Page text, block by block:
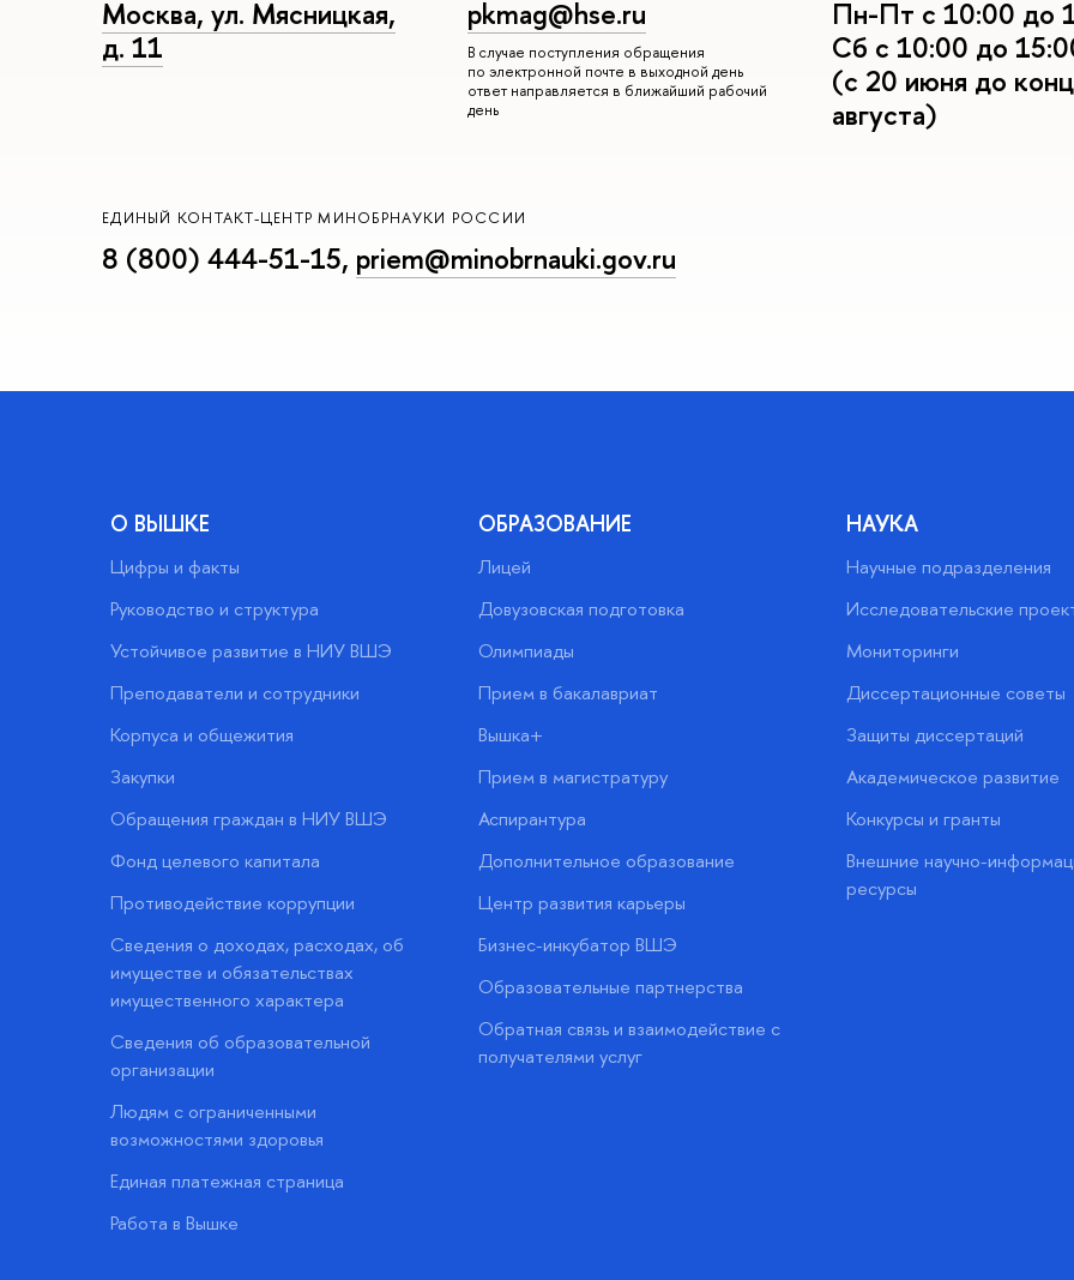
Москва, ул. Мясницкая,
д. 11
pkmag@hse.ru
В случае поступления обращения
по электронной почте в выходной день
ответ направляется в ближайший рабочий
день
Пн-Пт с 10:00 до
Сб с 10:00 до
(с 20 июня до
августа)
ЕДИНЫЙ КОНТАКТ-ЦЕНТР МИНОБРНАУКИ РОССИИ
8 (800) 444-51-15, priem@minobrnauki.gov.ru
О ВЫШКЕ
Цифры и факты
Руководство и структура
Устойчивое развитие в НИУ ВШЭ
Преподаватели и сотрудники
Корпуса и общежития
Закупки
Обращения граждан в НИУ ВШЭ
Фонд целевого капитала
Противодействие коррупции
Сведения о доходах, расходах, об
имуществе и обязательствах
имущественного характера
Сведения об образовательной
организации
Людям с ограниченными
возможностями здоровья
Единая платежная страница
Работа в Вышке
ОБРАЗОВАНИЕ
Лицей
Довузовская подготовка
Олимпиады
Прием в бакалавриат
Вышка+
Прием в магистратуру
Аспирантура
Дополнительное образование
Центр развития карьеры
Бизнес-инкубатор ВШЭ
Образовательные партнерства
Обратная связь и взаимодействие с
получателями услуг
НАУКА
Научные подразделения
Исследовательские
Мониторинги
Диссертационные советы
Защиты диссертаций
Академическое развитие
Конкурсы и гранты
Внешние научно-
ресурсы